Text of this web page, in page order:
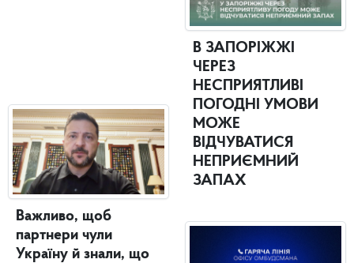
Важливо, щоб
партнери чули
Україну й знали, що
В ЗАПОРІЖЖІ
ЧЕРЕЗ
НЕСПРИЯТЛИВІ
ПОГОДНІ УМОВИ
МОЖЕ
ВІДЧУВАТИСЯ
НЕПРИЄМНИЙ
ЗАПАХ